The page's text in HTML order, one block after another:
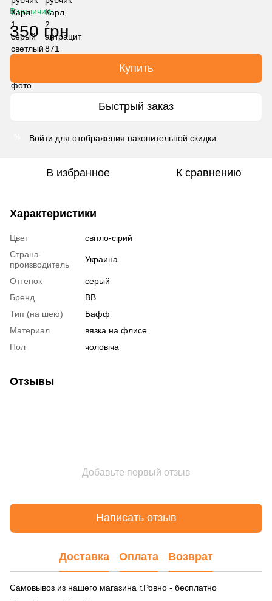
В наличии
350 грн
Купить
Быстрый заказ
Войти для отображения накопительной скидки
В избранное К сравнению
Характеристики
Цвет
світло-сірий
Страна-
производитель
Украина
Оттенок
серый
Бренд
BB
Тип (на шею)
Бафф
Материал
вязка на флисе
Пол
чоловіча
Отзывы
Добавьте первый отзыв
Написать отзыв
Доставка Оплата Возврат
Самовывоз из нашего магазина г.Ровно - бесплатно